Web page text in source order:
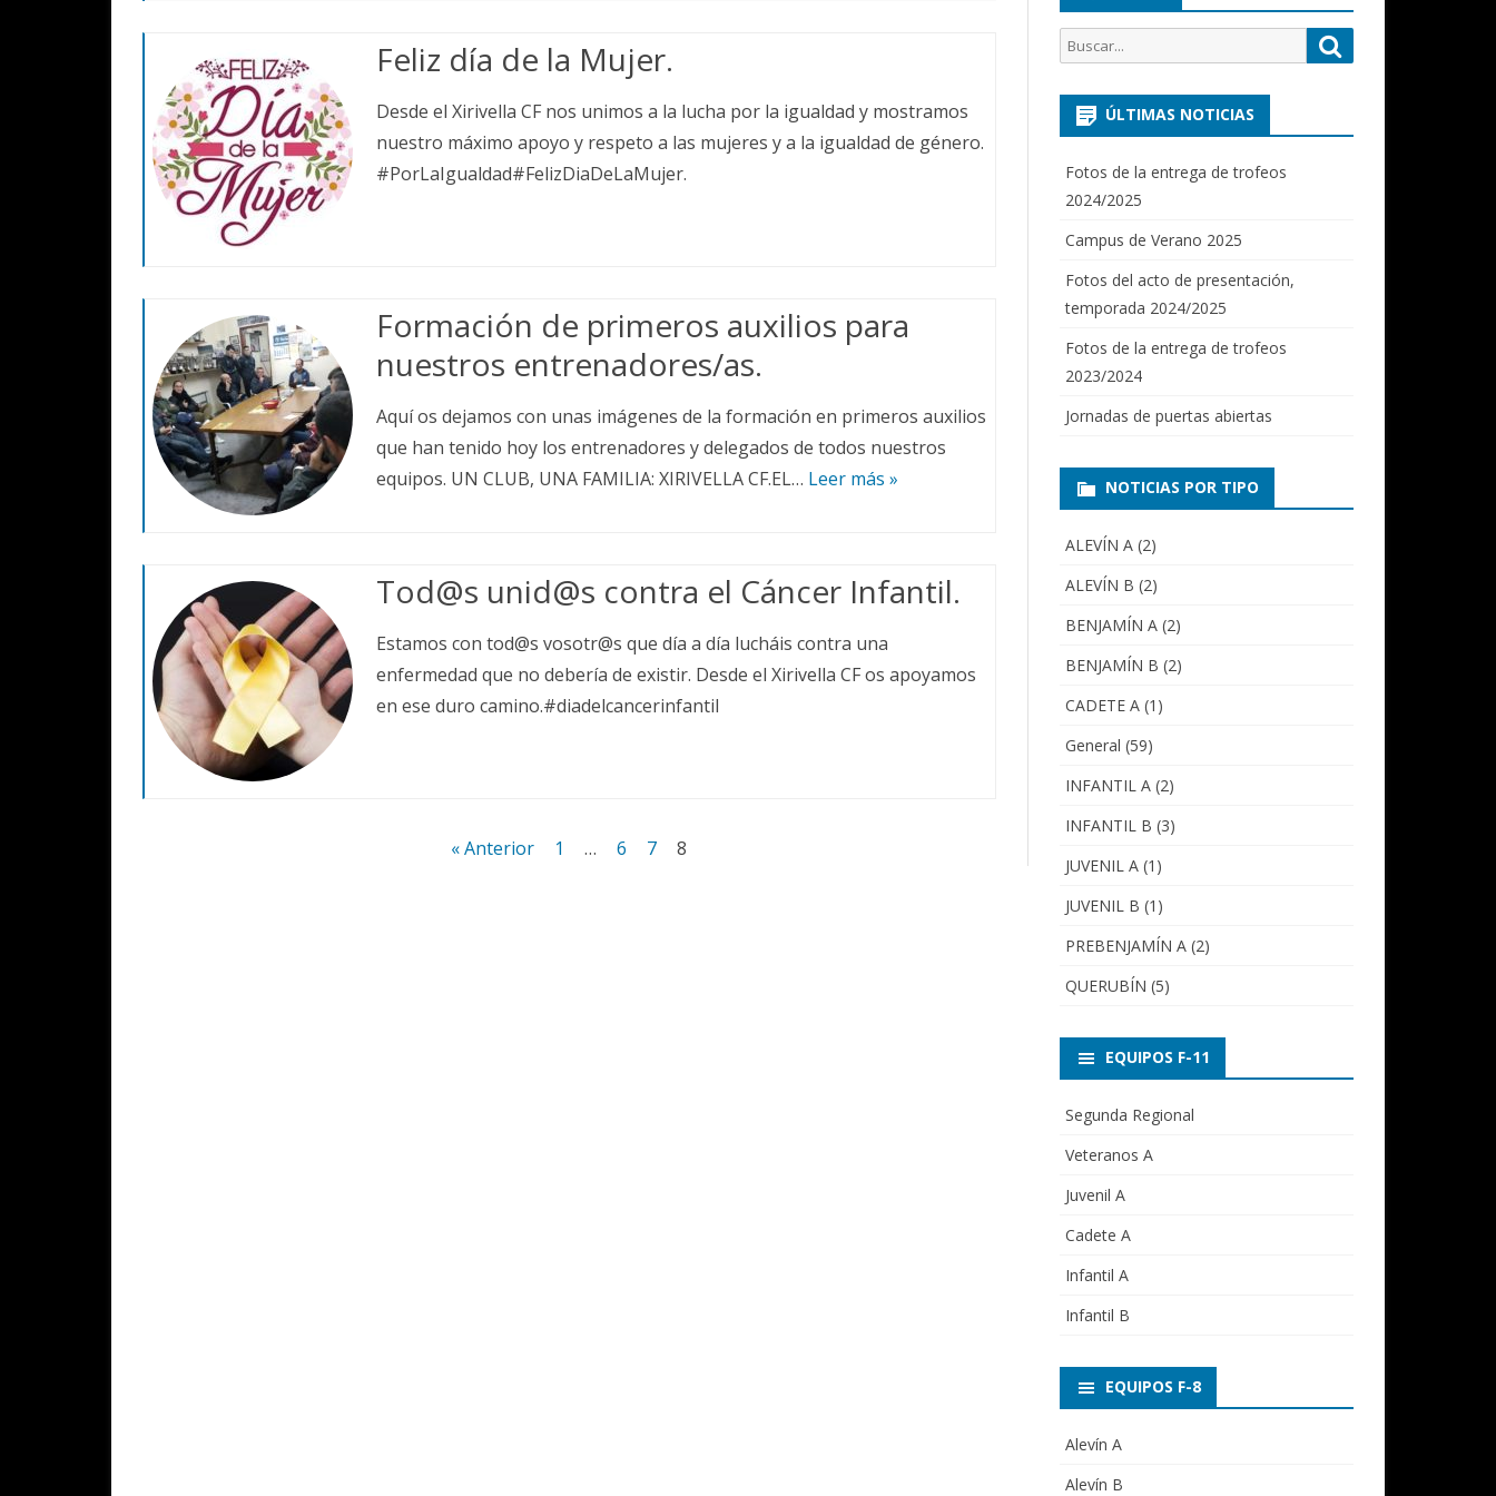
CADETE A
ALEVÍN C
PREBENJAMÍN B
QUERUBÍN
Feliz día de la Mujer.
Desde el Xirivella CF nos unimos a la lucha por la igualdad y mostramos
nuestro máximo apoyo y respeto a las mujeres y a la igualdad de género.
#PorLaIgualdad#FelizDiaDeLaMujer.
Formación de primeros auxilios para
nuestros entrenadores/as.
Aquí os dejamos con unas imágenes de la formación en primeros auxilios
que han tenido hoy los entrenadores y delegados de todos nuestros
equipos. UN CLUB, UNA FAMILIA: XIRIVELLA CF.EL… Leer más »
Tod@s unid@s contra el Cáncer Infantil.
Estamos con tod@s vosotr@s que día a día lucháis contra una
enfermedad que no debería de existir. Desde el Xirivella CF os apoyamos
en ese duro camino.#diadelcancerinfantil
« Anterior 1 … 6 7 8
Buscar
por:
ÚLTIMAS NOTICIAS
Fotos de la entrega de trofeos
2024/2025
Campus de Verano 2025
Fotos del acto de presentación,
temporada 2024/2025
Fotos de la entrega de trofeos
2023/2024
Jornadas de puertas abiertas
NOTICIAS POR TIPO
ALEVÍN A(2)
ALEVÍN B (2)
BENJAMÍN A(2)
BENJAMÍN B (2)
CADETE A(1)
General (59)
INFANTIL A(2)
INFANTIL B (3)
JUVENIL A(1)
JUVENIL B (1)
PREBENJAMÍN A(2)
QUERUBÍN (5)
EQUIPOS F-11
Segunda Regional
Veteranos A
Juvenil A
Cadete A
Infantil A
Infantil B
EQUIPOS F-8
Alevín A
Alevín B